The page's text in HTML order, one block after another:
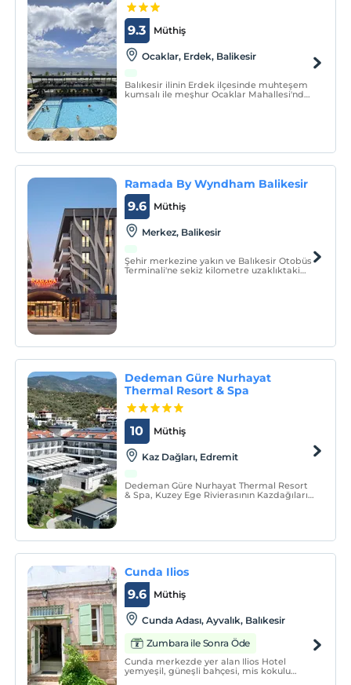
Müthiş
9.3
Ocaklar, Erdek, Balikesir
Balıkesir ilinin Erdek ilçesinde muhteşem
kumsalı ile meşhur Ocaklar Mahallesi'nde
Ramada By Wyndham Balikesir
Müthiş
9.6
Merkez, Balikesir
Şehir merkezine yakın ve Balıkesir Otobüs
Terminali'ne sekiz kilometre uzaklıktaki
Dedeman Güre Nurhayat
Thermal Resort & Spa
Müthiş
10
Kaz Dağları, Edremit
Dedeman Güre Nurhayat Thermal Resort
& Spa, Kuzey Ege Rivierasının Kazdağıları
Cunda Ilios
Müthiş
9.6
Cunda Adası, Ayvalık, Balıkesir
Zumbara ile Sonra Öde
Cunda merkezde yer alan Ilios Hotel
yemyeşil, güneşli bahçesi, mis kokulu